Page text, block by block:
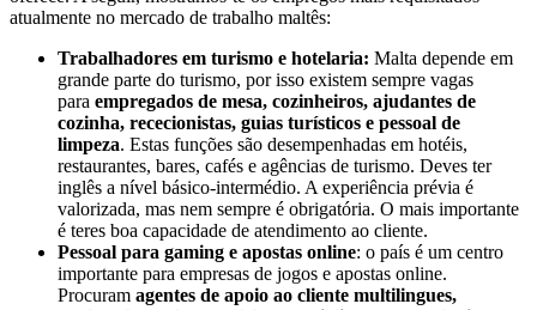
atualmente no mercado de trabalho maltês:
Trabalhadores em turismo e hotelaria: Malta depende em
grande parte do turismo, por isso existem sempre vagas
para empregados de mesa, cozinheiros, ajudantes de
cozinha, rececionistas, guias turísticos e pessoal de
limpeza. Estas funções são desempenhadas em hotéis,
restaurantes, bares, cafés e agências de turismo. Deves ter
inglês a nível básico-intermédio. A experiência prévia é
valorizada, mas nem sempre é obrigatória. O mais importante
é teres boa capacidade de atendimento ao cliente.
Pessoal para gaming e apostas online: o país é um centro
importante para empresas de jogos e apostas online.
Procuram agentes de apoio ao cliente multilingues,